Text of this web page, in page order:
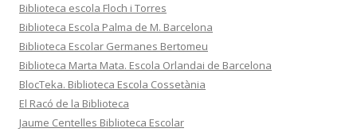
Biblioteca escola Floch i Torres
Biblioteca Escola Palma de M. Barcelona
Biblioteca Escolar Germanes Bertomeu
Biblioteca Marta Mata. Escola Orlandai de Barcelona
BlocTeka. Biblioteca Escola Cossetània
El Racó de la Biblioteca
Jaume Centelles Biblioteca Escolar